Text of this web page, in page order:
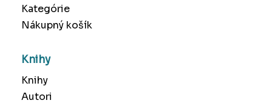
Kategórie
Nákupný košík
Knihy
Knihy
Autori